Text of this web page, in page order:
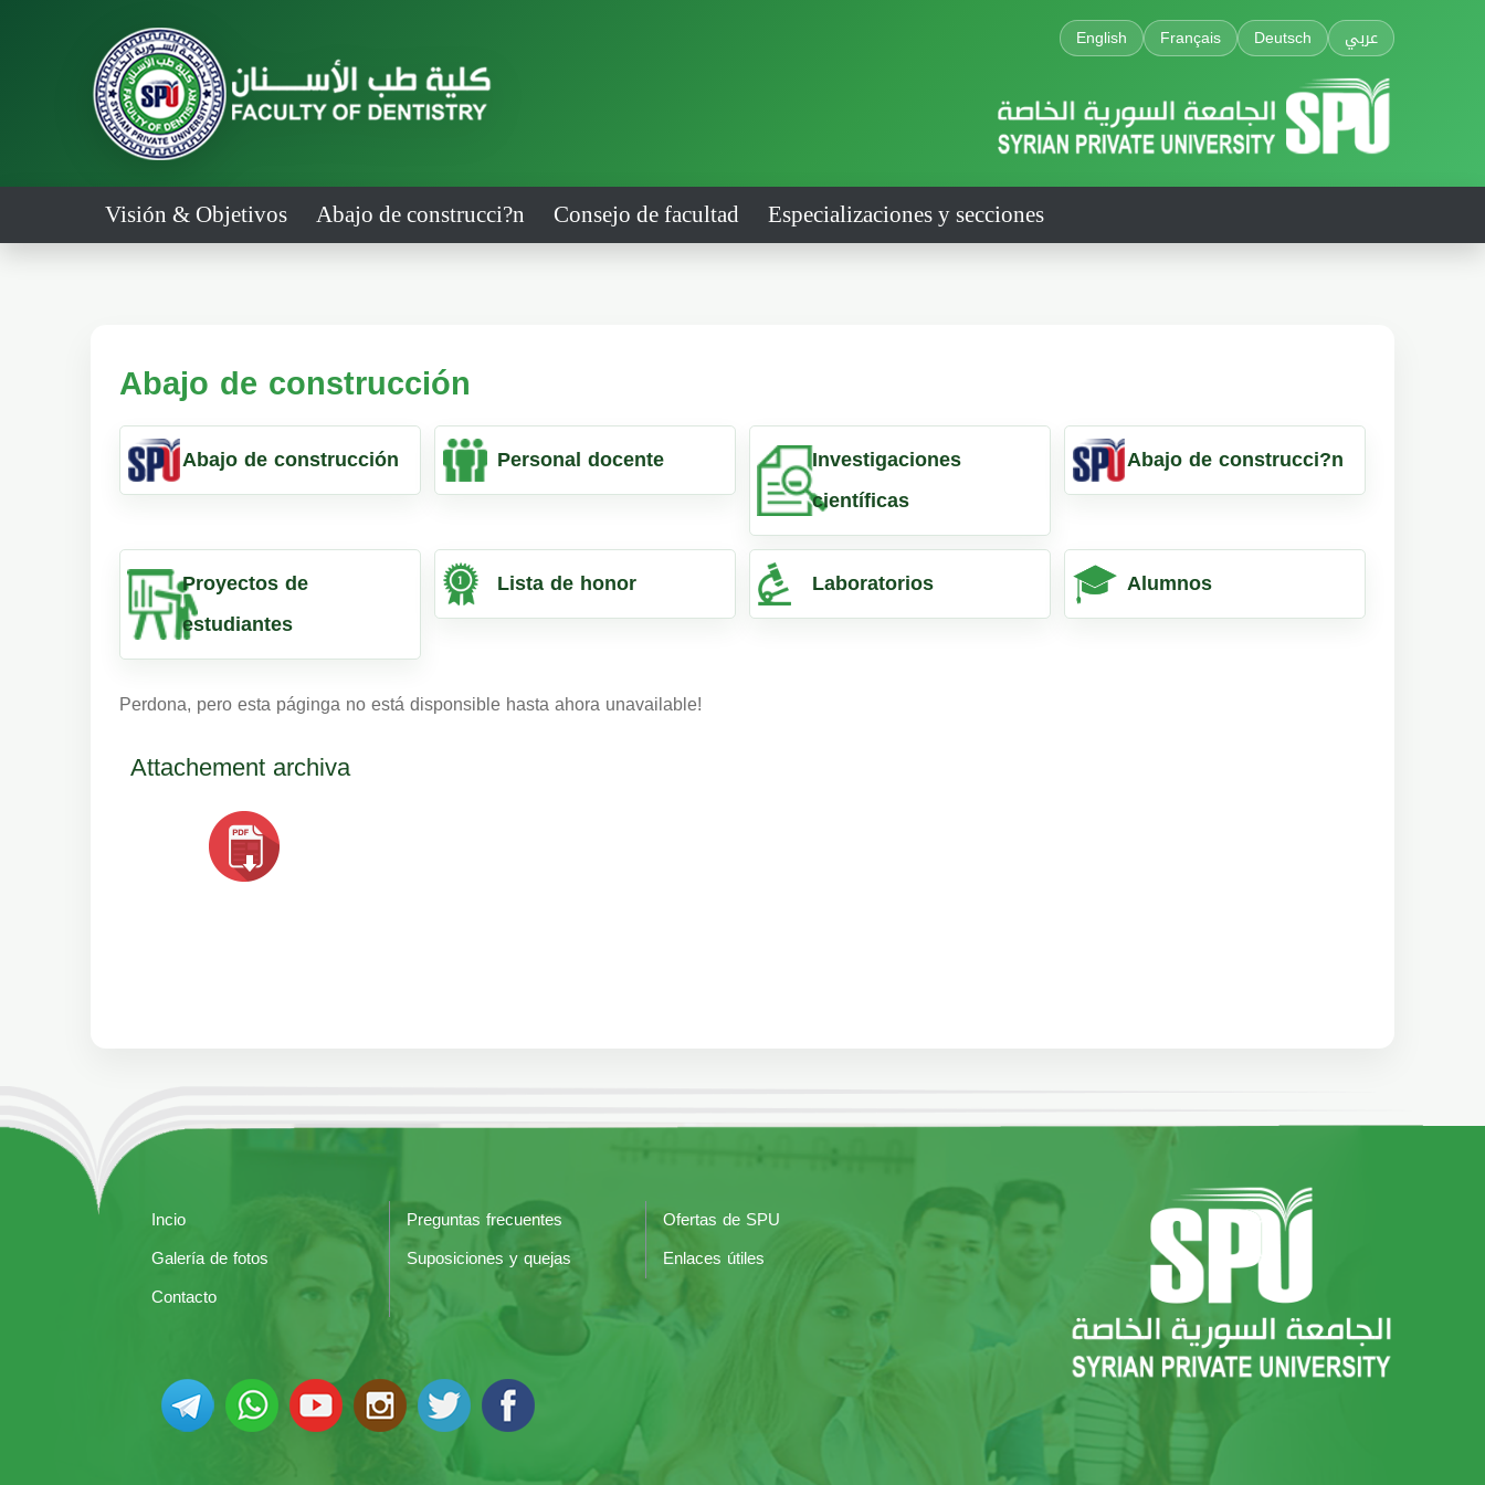
English Français Deutsch عربي
Visión & Objetivos Abajo de construcci?n Consejo de facultad Especializaciones y secciones
Abajo de construcción
Abajo de construcción Personal docente
Investigaciones
científicas
Abajo de construcci?n
Proyectos de
estudiantes
Lista de honor Laboratorios Alumnos
Perdona, pero esta páginga no está disponsible hasta ahora unavailable!
Attachement archiva
Incio Preguntas frecuentes
Ofertas de SPU
Galería de fotos
Suposiciones y quejas
Enlaces útiles
Contacto